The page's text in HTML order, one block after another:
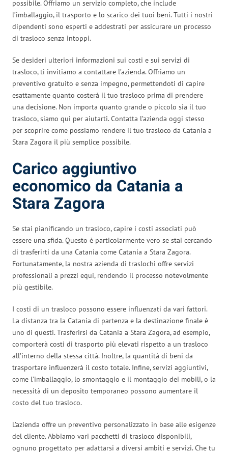
possibile. Offriamo un servizio completo, che include
l’imballaggio, il trasporto e lo scarico dei tuoi beni. Tutti i nostri
dipendenti sono esperti e addestrati per assicurare un processo
di trasloco senza intoppi.
Se desideri ulteriori informazioni sui costi e sui servizi di
trasloco, ti invitiamo a contattare l’azienda. Offriamo un
preventivo gratuito e senza impegno, permettendoti di capire
esattamente quanto costerà il tuo trasloco prima di prendere
una decisione. Non importa quanto grande o piccolo sia il tuo
trasloco, siamo qui per aiutarti. Contatta l’azienda oggi stesso
per scoprire come possiamo rendere il tuo trasloco da Catania a
Stara Zagora il più semplice possibile.
Carico aggiuntivo
economico da Catania a
Stara Zagora
Se stai pianificando un trasloco, capire i costi associati può
essere una sfida. Questo è particolarmente vero se stai cercando
di trasferirti da una Catania come Catania a Stara Zagora.
Fortunatamente, la nostra azienda di traslochi offre servizi
professionali a prezzi equi, rendendo il processo notevolmente
più gestibile.
I costi di un trasloco possono essere influenzati da vari fattori.
La distanza tra la Catania di partenza e la destinazione finale è
uno di questi. Trasferirsi da Catania a Stara Zagora, ad esempio,
comporterà costi di trasporto più elevati rispetto a un trasloco
all’interno della stessa città. Inoltre, la quantità di beni da
trasportare influenzerà il costo totale. Infine, servizi aggiuntivi,
come l’imballaggio, lo smontaggio e il montaggio dei mobili, o la
necessità di un deposito temporaneo possono aumentare il
costo del tuo trasloco.
L’azienda offre un preventivo personalizzato in base alle esigenze
del cliente. Abbiamo vari pacchetti di trasloco disponibili,
ognuno progettato per adattarsi a diversi ambiti e servizi. Che tu